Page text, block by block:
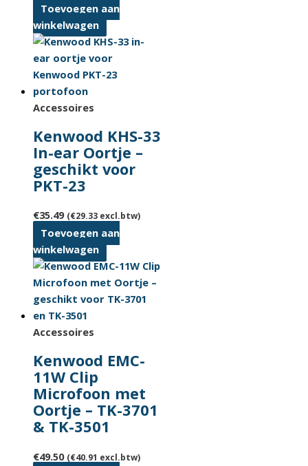
Toevoegen aan
winkelwagen
Accessoires
Kenwood KHS-33
In-ear Oortje –
geschikt voor
PKT-23
€35.49 (€29.33 excl.btw)
Toevoegen aan
winkelwagen
Accessoires
Kenwood EMC-
11W Clip
Microfoon met
Oortje – TK-3701
& TK-3501
€49.50 (€40.91 excl.btw)